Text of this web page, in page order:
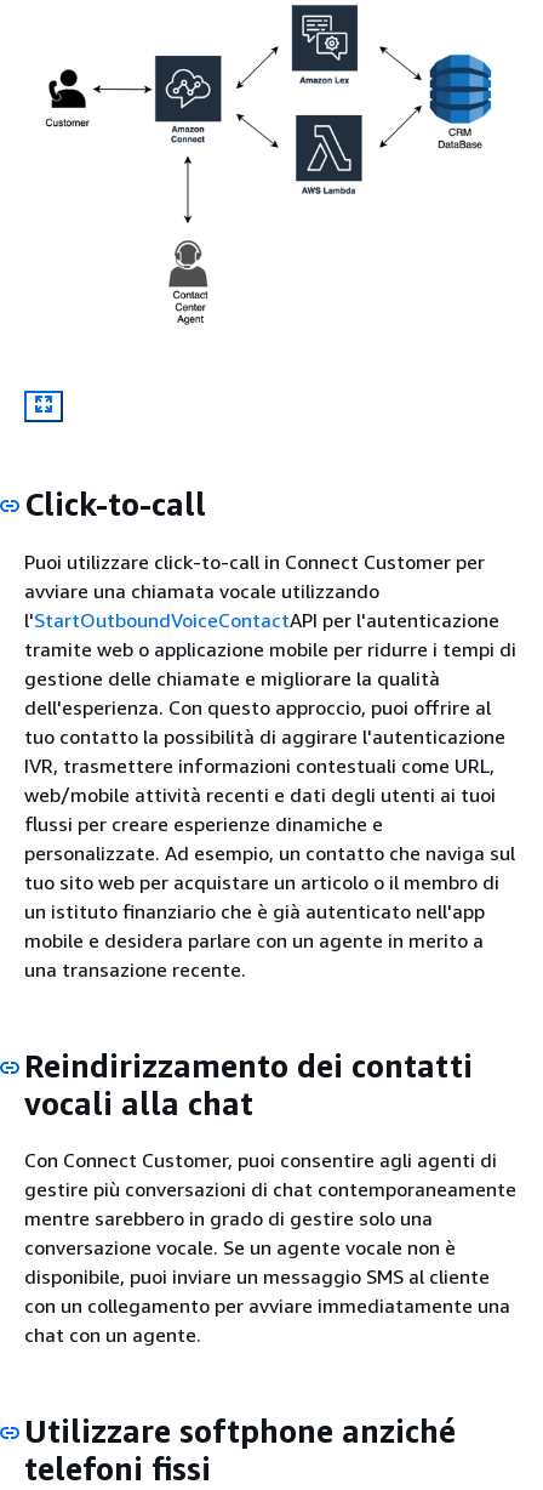
Click-to-call
Puoi utilizzare click-to-call in Connect Customer per
avviare una chiamata vocale utilizzando
l'StartOutboundVoiceContactAPI per l'autenticazione
tramite web o applicazione mobile per ridurre i tempi di
gestione delle chiamate e migliorare la qualità
dell'esperienza. Con questo approccio, puoi offrire al
tuo contatto la possibilità di aggirare l'autenticazione
IVR, trasmettere informazioni contestuali come URL,
web/mobile attività recenti e dati degli utenti ai tuoi
flussi per creare esperienze dinamiche e
personalizzate. Ad esempio, un contatto che naviga sul
tuo sito web per acquistare un articolo o il membro di
un istituto finanziario che è già autenticato nell'app
mobile e desidera parlare con un agente in merito a
una transazione recente.
Reindirizzamento dei contatti
vocali alla chat
Con Connect Customer, puoi consentire agli agenti di
gestire più conversazioni di chat contemporaneamente
mentre sarebbero in grado di gestire solo una
conversazione vocale. Se un agente vocale non è
disponibile, puoi inviare un messaggio SMS al cliente
con un collegamento per avviare immediatamente una
chat con un agente.
Utilizzare softphone anziché
telefoni fissi